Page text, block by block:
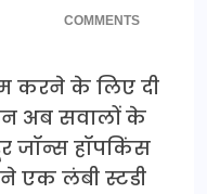
COMMENTS
करने के लिए दी
अब सवालों के
जॉन्स हॉपकिंस
एक लंबी स्टडी